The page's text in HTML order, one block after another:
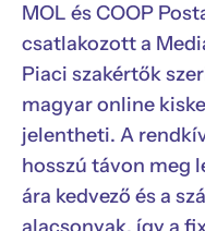
MOL és COOP
csatlakozott a
Piaci szakértők
magyar online
jelentheti. A
hosszú távon meg
ára kedvező és a